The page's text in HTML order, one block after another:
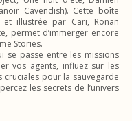
Cavendish). Cette boîte
illustrée par Cari, Ronan
permet d’immerger encore
Stories.
se passe entre les missions
vos agents, influez sur les
cruciales pour la sauvegarde
les secrets de l’univers